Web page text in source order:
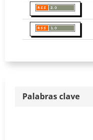
Palabras clave